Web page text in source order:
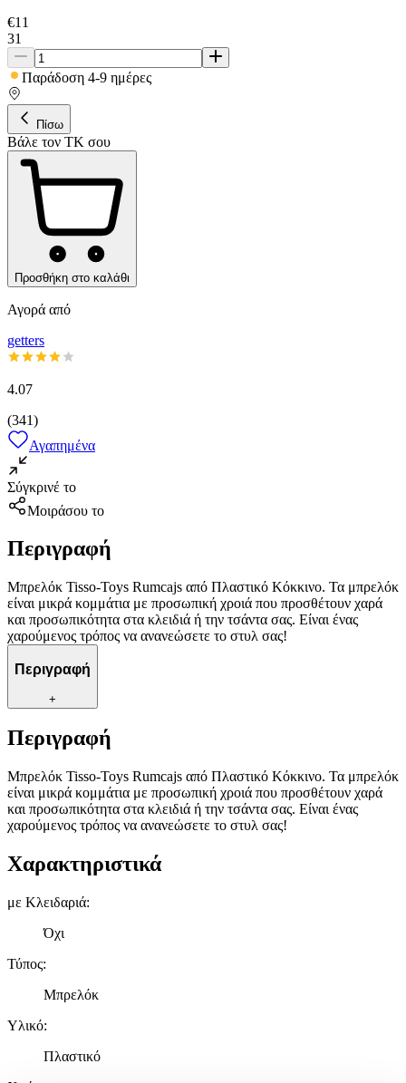
€11
31
Παράδοση 4-9 ημέρες
Πίσω
Βάλε τον ΤΚ σου
Προσθήκη στο καλάθι
Αγορά από
getters
4.07
(341)
Αγαπημένα
Σύγκρινέ το
Μοιράσου το
Περιγραφή
Μπρελόκ Tisso-Toys Rumcajs από Πλαστικό Κόκκινο. Τα μπρελόκ
είναι μικρά κομμάτια με προσωπική χροιά που προσθέτουν χαρά
και προσωπικότητα στα κλειδιά ή την τσάντα σας. Είναι ένας
χαρούμενος τρόπος να ανανεώσετε το στυλ σας!
Περιγραφή
+
Περιγραφή
Μπρελόκ Tisso-Toys Rumcajs από Πλαστικό Κόκκινο. Τα μπρελόκ
είναι μικρά κομμάτια με προσωπική χροιά που προσθέτουν χαρά
και προσωπικότητα στα κλειδιά ή την τσάντα σας. Είναι ένας
χαρούμενος τρόπος να ανανεώσετε το στυλ σας!
Χαρακτηριστικά
με Κλειδαριά:
Όχι
Τύπος:
Μπρελόκ
Υλικό:
Πλαστικό